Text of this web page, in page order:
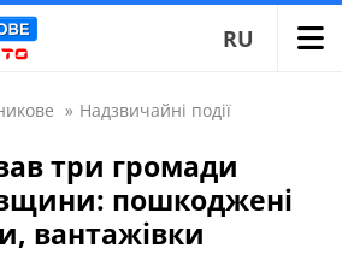
RU
» Надзвичайні події
три громади
пошкоджені
вантажівки